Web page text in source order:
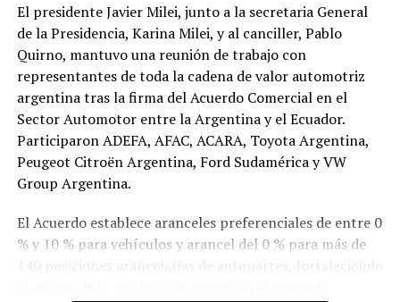
El presidente Javier Milei, junto a la secretaria General
de la Presidencia, Karina Milei, y al canciller, Pablo
Quirno, mantuvo una reunión de trabajo con
representantes de toda la cadena de valor automotriz
argentina tras la firma del Acuerdo Comercial en el
Sector Automotor entre la Argentina y el Ecuador.
Participaron ADEFA, AFAC, ACARA, Toyota Argentina,
Peugeot Citroën Argentina, Ford Sudamérica y VW
Group Argentina.
El Acuerdo establece aranceles preferenciales de entre 0
% y 10 % para vehículos y arancel del 0 % para más de